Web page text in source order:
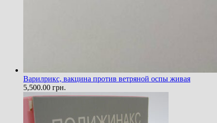
Варилрикс, вакцина против ветряной оспы живая
5,500.00 грн.